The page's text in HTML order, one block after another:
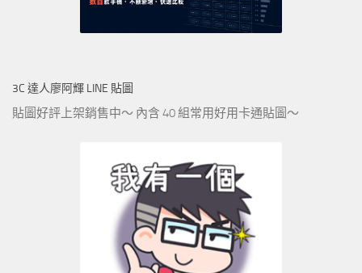
3C 達人廖阿輝 LINE 貼圖
貼圖好評上架銷售中～ 內含 40 組常用好用卡通貼圖～